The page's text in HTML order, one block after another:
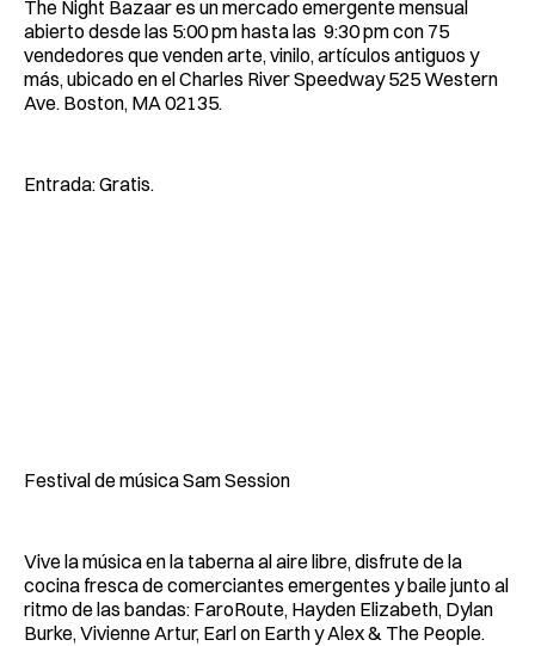
The Night Bazaar es un mercado emergente mensual
abierto desde las 5:00 pm hasta las 9:30 pm con 75
vendedores que venden arte, vinilo, artículos antiguos y
más, ubicado en el Charles River Speedway 525 Western
Ave. Boston, MA 02135.
Entrada: Gratis.
Festival de música Sam Session
Vive la música en la taberna al aire libre, disfrute de la
cocina fresca de comerciantes emergentes y baile junto al
ritmo de las bandas: FaroRoute, Hayden Elizabeth, Dylan
Burke, Vivienne Artur, Earl on Earth y Alex & The People.